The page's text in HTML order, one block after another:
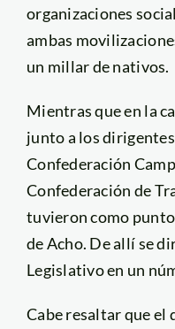
organizaciones
ambas
un millar de nativos.
Mientras que en la
junto a los
Confederación
Confederación de
tuvieron como
de Acho. De allí se
Legislativo en un
Cabe resaltar que el